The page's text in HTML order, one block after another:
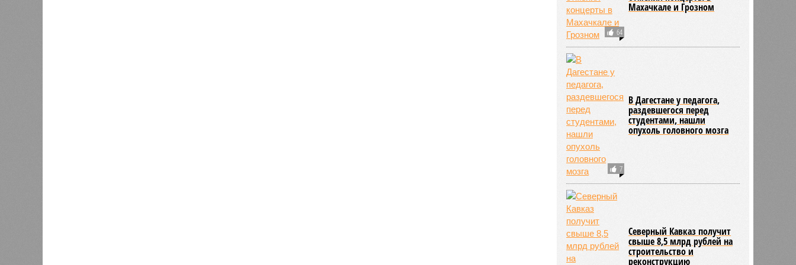
64
Махачкале и Грозном
7
В Дагестане у педагога,
раздевшегося перед
студентами, нашли
опухоль головного мозга
Северный Кавказ получит
свыше 8,5 млрд рублей на
строительство и
реконструкцию